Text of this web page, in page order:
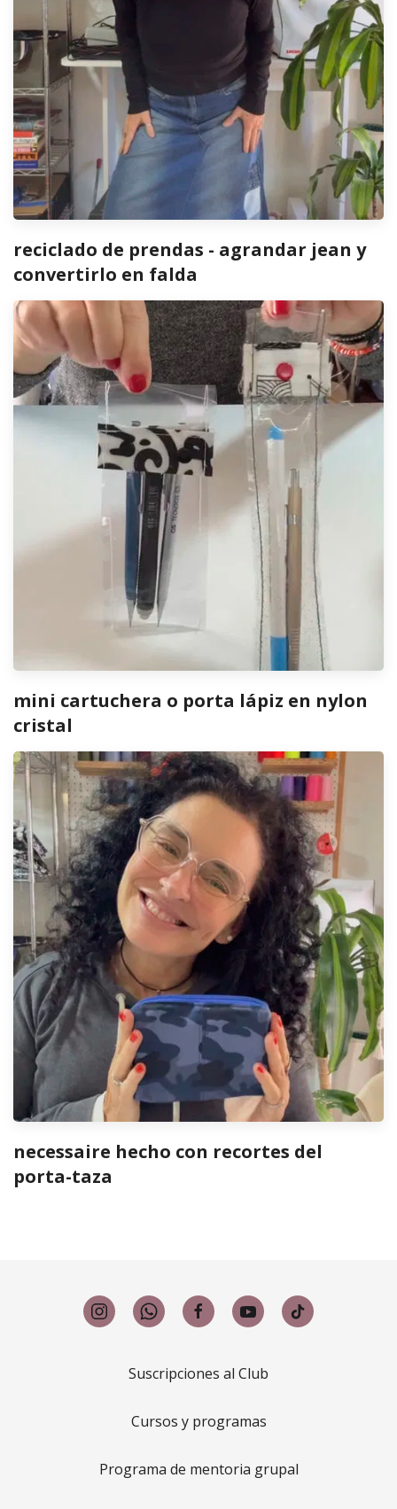
reciclado de prendas - agrandar jean y
convertirlo en falda
mini cartuchera o porta lápiz en nylon
cristal
necessaire hecho con recortes del
porta-taza
Suscripciones al Club
Cursos y programas
Programa de mentoria grupal